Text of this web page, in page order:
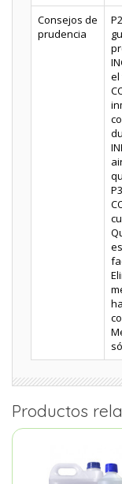
Consejos de
prudencia
el
Productos